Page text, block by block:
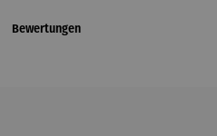
Bewertungen